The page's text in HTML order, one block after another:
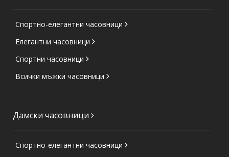
Спортно-елегантни часовници
Елегантни часовници
Спортни часовници
Всички мъжки часовници
Дамски часовници
Спортно-елегантни часовници